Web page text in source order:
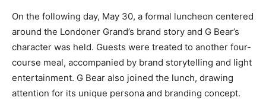
On the following day, May 30, a formal luncheon centered
around the Londoner Grand’s brand story and G Bear’s
character was held. Guests were treated to another four-
course meal, accompanied by brand storytelling and light
entertainment. G Bear also joined the lunch, drawing
attention for its unique persona and branding concept.